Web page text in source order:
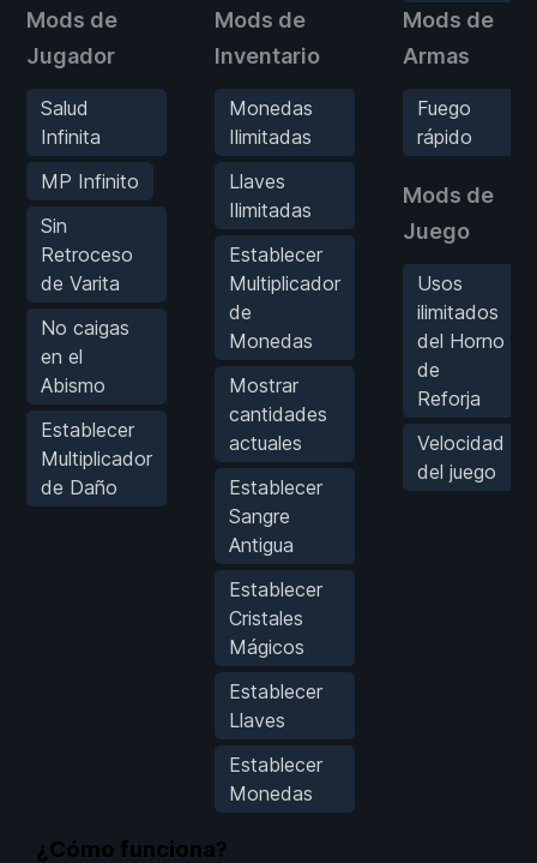
Mods de
Jugador
Salud
Infinita
MP Infinito
Sin
Retroceso
de Varita
No caigas
en el
Abismo
Establecer
Multiplicador
de Daño
Mods de
Inventario
Monedas
Ilimitadas
Llaves
Ilimitadas
Establecer
Multiplicador
de
Monedas
Mostrar
cantidades
actuales
Establecer
Sangre
Antigua
Establecer
Cristales
Mágicos
Establecer
Llaves
Establecer
Monedas
Mods de
Armas
Fuego
rápido
Mods de
Juego
Usos
ilimitados
del Horno
de
Reforja
Velocidad
del juego
¿Cómo funciona?